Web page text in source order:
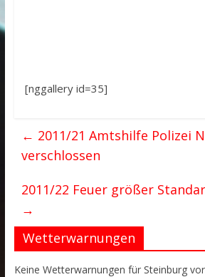
[nggallery id=35]
← 2011/21 Amtshilfe Polizei
verschlossen
2011/22 Feuer größer
→
Wetterwarnungen
Keine Wetterwarnungen für Steinburg